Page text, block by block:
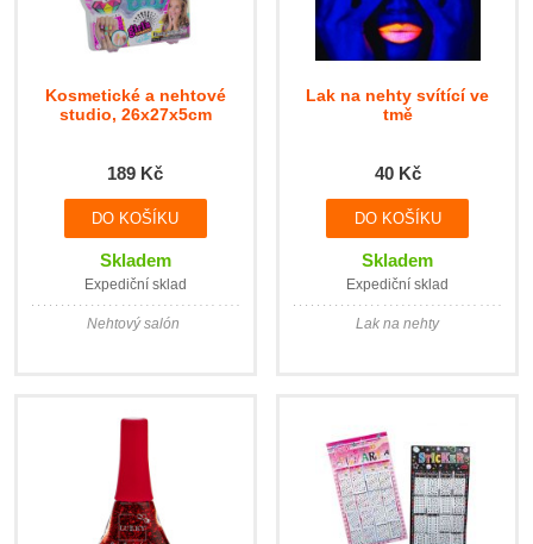
Kosmetické a nehtové
studio, 26x27x5cm
189 Kč
Skladem
Expediční sklad
Nehtový salón
Lak na nehty svítící ve
tmě
40 Kč
Skladem
Expediční sklad
Lak na nehty